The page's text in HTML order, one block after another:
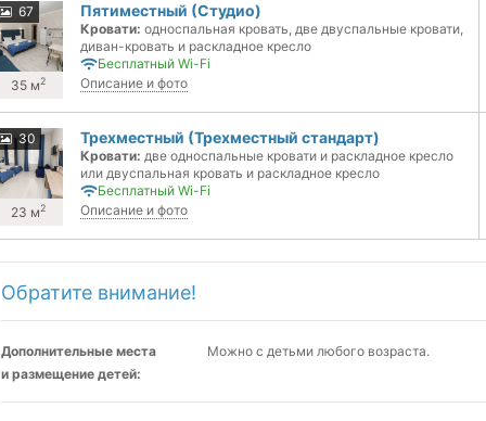
67
35 м2
Пятиместный (Студио)
Кровати: односпальная кровать, две двуспальные кровати,
диван-кровать и раскладное кресло
Бесплатный Wi-Fi
Описание и фото
30
23 м2
Трехместный (Трехместный стандарт)
Кровати: две односпальные кровати и раскладное кресло
или двуспальная кровать и раскладное кресло
Бесплатный Wi-Fi
Описание и фото
Обратите внимание!
Дополнительные места
и размещение детей:
Можно с детьми любого возраста.